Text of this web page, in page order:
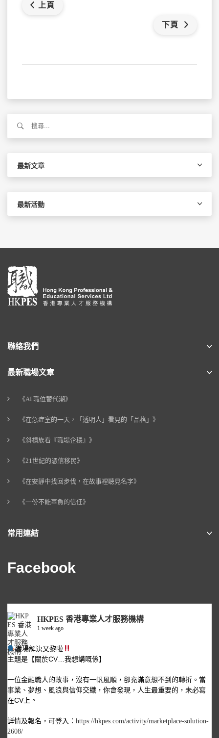
上頁
下頁
關
最新文章
最新活動
聯絡我們
最新職場文章
《AI 職位替代潮》
《在急症室的一天，「透明人」看見的「品格」》
《斜槓族看『職場企穩』》
《21世紀的憑信移民》
《在安靜中找回步伐，在故事裡聽見名字》
《一份不能辜負的信任》
常用連結
Facebook
HKPES 香港專業人才服務機構
1 week ago
職場解決又黎啦
主題是【關於CV…我想講嘅係】
一位金融職人的故事，沒有一帆風順，卻充滿意想不到的轉折。當
事業、夢想、風浪與信仰交織，你會發現，人生最重要的，未必寫
在CV上。
詳情及報名，可登入： https://hkpes.com/activity/marketplace-solution-
2608/